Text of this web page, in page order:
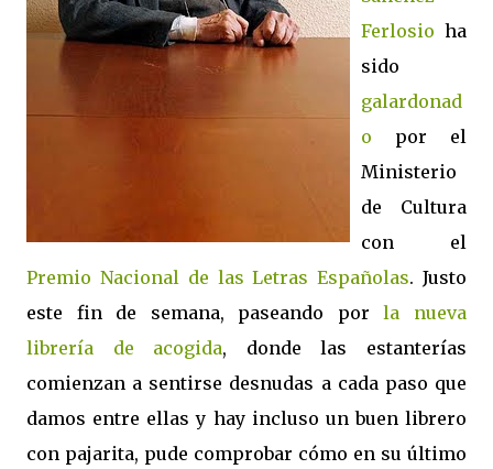
Ferlosio ha
sido
galardonad
o por el
Ministerio
de Cultura
con el
Premio Nacional de las Letras Españolas. Justo
este fin de semana, paseando porla nueva
librería de acogida, donde las estanterías
comienzan a sentirse desnudas a cada paso que
damos entre ellas y hay incluso un buen librero
con pajarita, pude comprobar cómo en su último